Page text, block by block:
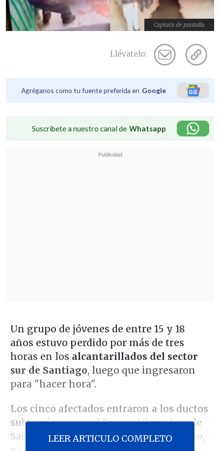
Captura de pantalla.
Llévatelo:
Agréganos como tu fuente preferida en Google
Suscríbete a nuestro canal de Whatsapp
Un grupo de jóvenes de entre 15 y 18
años estuvo perdido por más de tres
horas en los alcantarillados del sector
sur de Santiago, luego que ingresaron
para "hacer hora".
Los cinco afectados entraron a los ductos
subterráneos en el Parque Víctor Jara de
San Joaquín, el pasado jueves 04 de julio,
LEER ARTICULO COMPLETO